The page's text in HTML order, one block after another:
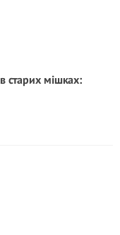
старих мішках: